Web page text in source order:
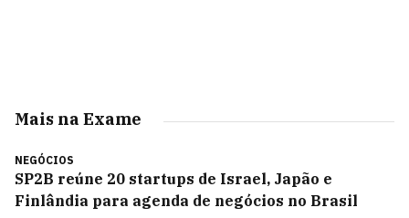
Mais na Exame
NEGÓCIOS
SP2B reúne 20 startups de Israel, Japão e
Finlândia para agenda de negócios no Brasil